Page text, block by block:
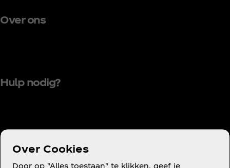
Over ons
Hulp nodig?
Voorwaarden
Over Cookies
Door op "Alles toestaan" te klikken, geef je